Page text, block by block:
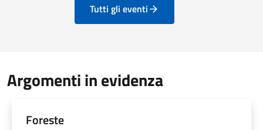
Tutti gli eventi
Argomenti in evidenza
Foreste